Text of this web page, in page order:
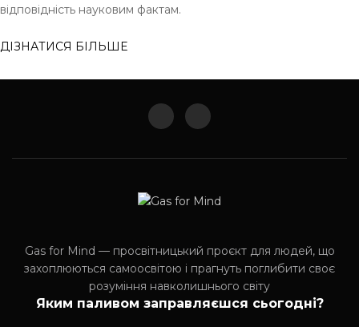
відповідність науковим фактам.
ДІЗНАТИСЯ БІЛЬШЕ
Gas for Mind — просвітницький проєкт для людей, що
захоплюються самоосвітою і прагнуть поглибити своє
розуміння навколишнього світу
Яким паливом заправляєшся сьогодні?